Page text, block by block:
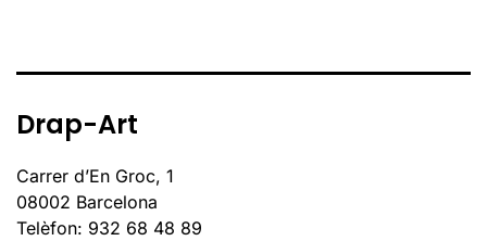
Drap-Art
Carrer d’En Groc, 1
08002 Barcelona
Telèfon: 932 68 48 89